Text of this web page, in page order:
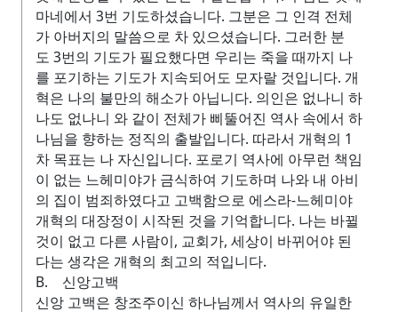
마네에서 3번 기도하셨습니다. 그분은 그 인격 전체
가 아버지의 말씀으로 차 있으셨습니다. 그러한 분
도 3번의 기도가 필요했다면 우리는 죽을 때까지 나
를 포기하는 기도가 지속되어도 모자랄 것입니다. 개
혁은 나의 불만의 해소가 아닙니다. 의인은 없나니 하
나도 없나니 와 같이 전체가 삐뚤어진 역사 속에서 하
나님을 향하는 정직의 출발입니다. 따라서 개혁의 1
차 목표는 나 자신입니다. 포로기 역사에 아무런 책임
이 없는 느헤미야가 금식하여 기도하며 나와 내 아비
의 집이 범죄하였다고 고백함으로 에스라-느헤미야
개혁의 대장정이 시작된 것을 기억합니다. 나는 바뀔
것이 없고 다른 사람이, 교회가, 세상이 바뀌어야 된
다는 생각은 개혁의 최고의 적입니다.
B. 신앙고백
신앙 고백은 창조주이신 하나님께서 역사의 유일한